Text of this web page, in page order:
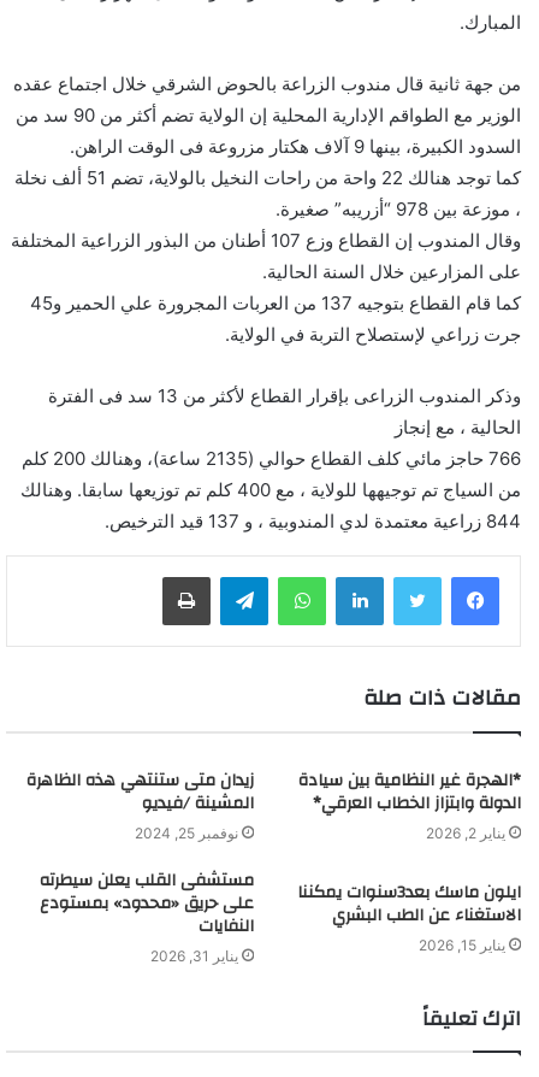
المبارك.
من جهة ثانية قال مندوب الزراعة بالحوض الشرقي خلال اجتماع عقده
الوزير مع الطواقم الإدارية المحلية إن الولاية تضم أكثر من 90 سد من
السدود الكبيرة، بينها 9 آلاف هكتار مزروعة فى الوقت الراهن.
كما توجد هنالك 22 واحة من راحات النخيل بالولاية، تضم 51 ألف نخلة
، موزعة بين 978 “أزريبه” صغيرة.
وقال المندوب إن القطاع وزع 107 أطنان من البذور الزراعية المختلفة
على المزارعين خلال السنة الحالية.
كما قام القطاع بتوجيه 137 من العربات المجرورة علي الحمير و45
جرت زراعي لإستصلاح التربة في الولاية.
وذكر المندوب الزراعى بإقرار القطاع لأكثر من 13 سد فى الفترة
الحالية ، مع إنجاز
766 حاجز مائي كلف القطاع حوالي (2135 ساعة)، وهنالك 200 كلم
من السياج تم توجيهها للولاية ، مع 400 كلم تم توزيعها سابقا. وهنالك
844 زراعية معتمدة لدي المندوبية ، و 137 قيد الترخيص.
لينكدإن واتساب
مقالات ذات صلة
*الهجرة غير النظامية بين سيادة
الدولة وابتزاز الخطاب العرقي*
يناير 2, 2026
زيدان متى ستنتهي هذه الظاهرة
المشينة /فيديو
نوفمبر 25, 2024
ايلون ماسك بعد3سنوات يمكننا
الاستغناء عن الطب البشري
يناير 15, 2026
مستشفى القلب يعلن سيطرته
على حريق «محدود» بمستودع
النفايات
يناير 31, 2026
اترك تعليقاً